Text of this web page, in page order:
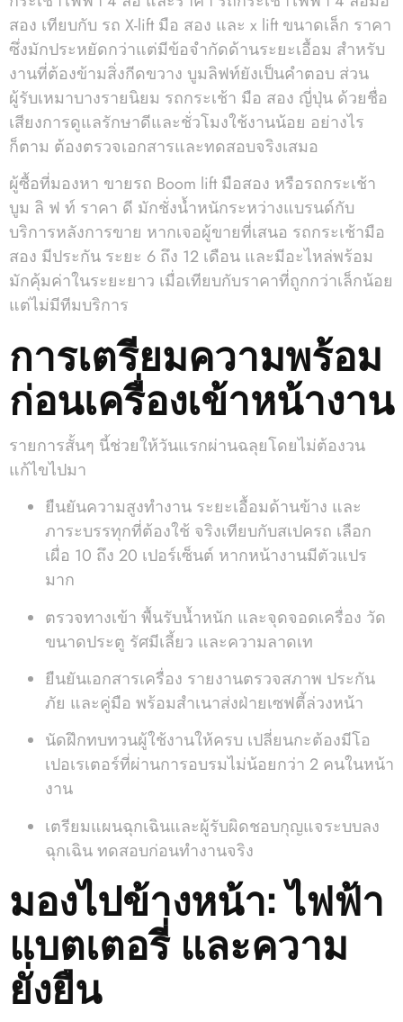
สอง เทียบกับ รถ X-lift มือ สอง และ x lift ขนาดเล็ก ราคา
ซึ่งมักประหยัดกว่าแต่มีข้อจำกัดด้านระยะเอื้อม สำหรับ
งานที่ต้องข้ามสิ่งกีดขวาง บูมลิฟท์ยังเป็นคำตอบ ส่วน
ผู้รับเหมาบางรายนิยม รถกระเช้า มือ สอง ญี่ปุ่น ด้วยชื่อ
เสียงการดูแลรักษาดีและชั่วโมงใช้งานน้อย อย่างไร
ก็ตาม ต้องตรวจเอกสารและทดสอบจริงเสมอ
ผู้ซื้อที่มองหา ขายรถ Boom lift มือสอง หรือรถกระเช้า
บูม ลิ ฟ ท์ ราคา ดี มักชั่งน้ำหนักระหว่างแบรนด์กับ
บริการหลังการขาย หากเจอผู้ขายที่เสนอ รถกระเช้ามือ
สอง มีประกัน ระยะ 6 ถึง 12 เดือน และมีอะไหล่พร้อม
มักคุ้มค่าในระยะยาว เมื่อเทียบกับราคาที่ถูกกว่าเล็กน้อย
แต่ไม่มีทีมบริการ
การเตรียมความพร้อม
ก่อนเครื่องเข้าหน้างาน
รายการสั้นๆ นี้ช่วยให้วันแรกผ่านฉลุยโดยไม่ต้องวน
แก้ไขไปมา
ยืนยันความสูงทำงาน ระยะเอื้อมด้านข้าง และ
ภาระบรรทุกที่ต้องใช้ จริงเทียบกับสเปครถ เลือก
เผื่อ 10 ถึง 20 เปอร์เซ็นต์ หากหน้างานมีตัวแปร
มาก
ตรวจทางเข้า พื้นรับน้ำหนัก และจุดจอดเครื่อง วัด
ขนาดประตู รัศมีเลี้ยว และความลาดเท
ยืนยันเอกสารเครื่อง รายงานตรวจสภาพ ประกัน
ภัย และคู่มือ พร้อมสำเนาส่งฝ่ายเซฟตี้ล่วงหน้า
นัดฝึกทบทวนผู้ใช้งานให้ครบ เปลี่ยนกะต้องมีโอ
เปอเรเตอร์ที่ผ่านการอบรมไม่น้อยกว่า 2 คนในหน้า
งาน
เตรียมแผนฉุกเฉินและผู้รับผิดชอบกุญแจระบบลง
ฉุกเฉิน ทดสอบก่อนทำงานจริง
มองไปข้างหน้า: ไฟฟ้า
แบตเตอรี่ และความ
ยั่งยืน